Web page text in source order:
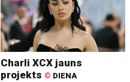
Charli XCX jauns
projekts © DIENA